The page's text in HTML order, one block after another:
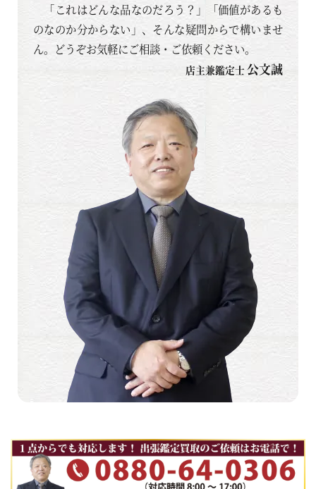
「これはどんな品なのだろう？」「価値があるも
のなのか分からない」、そんな疑問からで構いませ
ん。どうぞお気軽にご相談・ご依頼ください。
店主兼鑑定士 公文誠